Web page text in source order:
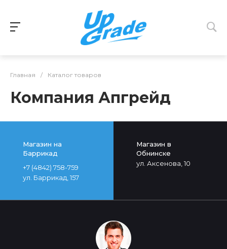
Главная / Каталог товаров
Компания Апгрейд
Магазин на
Баррикад
+7 (4842) 758-759
ул. Баррикад, 157
Магазин в
Обнинске
ул. Аксенова, 10